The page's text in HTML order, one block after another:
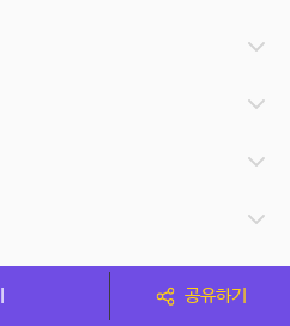
공유하기